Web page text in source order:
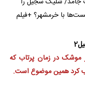
موشک در زمان پرتاب که
کرد همین موضوع است.